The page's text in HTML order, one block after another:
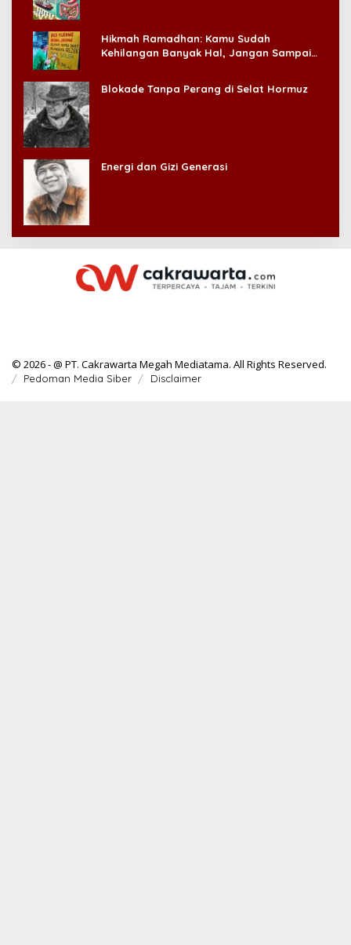
Hikmah Ramadhan: Kamu Sudah
Kehilangan Banyak Hal, Jangan Sampai
Blokade Tanpa Perang di Selat Hormuz
Energi dan Gizi Generasi
© 2026 - @ PT. Cakrawarta Megah Mediatama. All Rights Reserved.
Pedoman Media Siber Disclaimer